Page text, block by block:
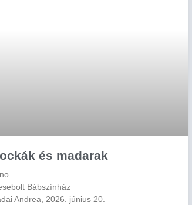
és madarak
Bábszínház
Andrea, 2026. június 20.